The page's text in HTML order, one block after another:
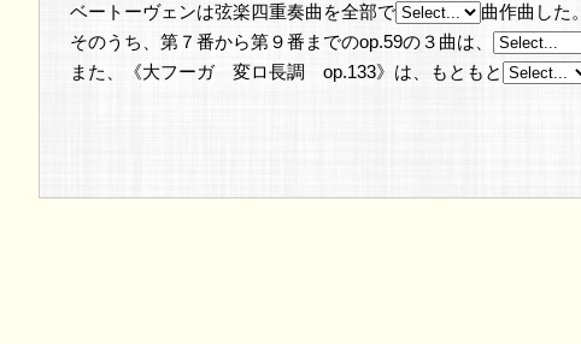
ベートーヴェンは弦楽四重奏曲を全部で
曲作曲した。
そのうち、第７番から第９番までのop.59の３曲は、
また、《大フーガ 変ロ長調 op.133》は、もともと